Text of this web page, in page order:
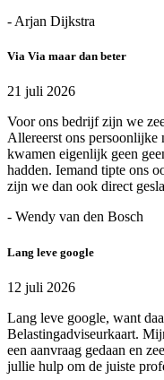
- Arjan Dijkstra
Via Via maar dan beter
21 juli 2026
Voor ons bedrijf zijn we
Allereerst ons persoonlijke
kwamen eigenlijk geen
hadden. Iemand tipte ons
zijn we dan ook direct
- Wendy van den Bosch
Lang leve google
12 juli 2026
Lang leve google, want
Belastingadviseurkaart.
een aanvraag gedaan en
jullie hulp om de juiste